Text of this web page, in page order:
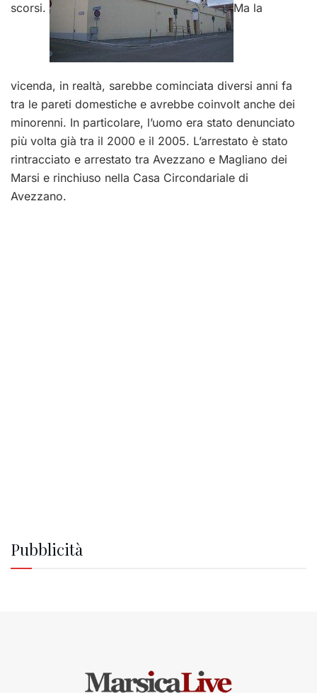
scorsi. Ma la
vicenda, in realtà, sarebbe cominciata diversi anni fa
tra le pareti domestiche e avrebbe coinvolt anche dei
minorenni. In particolare, l’uomo era stato denunciato
più volta già tra il 2000 e il 2005. L’arrestato è stato
rintracciato e arrestato tra Avezzano e Magliano dei
Marsi e rinchiuso nella Casa Circondariale di
Avezzano.
Pubblicità